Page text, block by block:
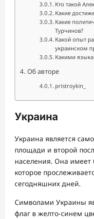
Кто такой
Какие
Какие
Турчинов?
Какой опыт
украинском
Какими
Об авторе
pristroykin_
Украина
Украина является
площади и второй
населения. Она имеет
которое
сегодняшних дней.
Символами Украины
флаг в желто-синем